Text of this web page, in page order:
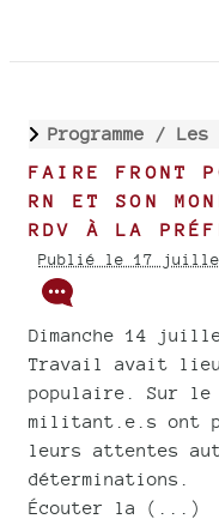
Programme /
FAIRE FRONT
RN ET SON
RDV À LA
Publié le 17
Dimanche 14
Travail avait
populaire. Sur le
militant.e.s ont
leurs attentes
déterminations.
Écouter la (...)